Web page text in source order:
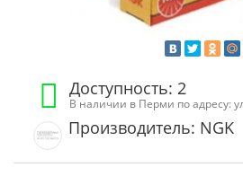
Доступность: 2
В наличии в Перми по адресу:
Производитель: NGK